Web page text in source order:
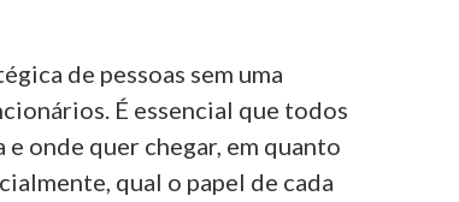
de pessoas sem uma
É essencial que todos
onde quer chegar, em quanto
qual o papel de cada